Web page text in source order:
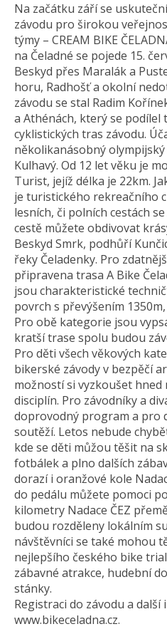
Na začátku září se
závodu pro širokou
týmy – CREAM BIKE
na Čeladné se pojede 15.
Beskyd přes Maralák a
horu, Radhošť a okolní
závodu se stal Radim
a Athénách, který se podílel
cyklistických tras závodu.
několikanásobný
Kulhavý. Od 12 let věku je
Turist, jejíž délka je 22km.
je turistického rekreačního
lesních, či polních cestách
cestě můžete obdivovat
Beskyd Smrk, podhůří
řeky Čeladenky. Pro
připravena trasa A Bike
jsou charakteristické
povrch s převýšením
Pro obě kategorie jsou
kratší trase spolu budou
Pro děti všech věkových
bikerské závody v bezpěčí
možností si vyzkoušet
disciplín. Pro závodníky a
doprovodný program a pro
soutěží. Letos nebude
kde se děti můžou těšit na
fotbálek a plno dalších
dorazí i oranžové kole
do pedálu můžete pomoci
kilometry Nadace ČEZ
budou rozděleny lokálním
návštěvníci se také mohou
nejlepšího českého bike
zábavné atrakce, hudební
stánky.
Registraci do závodu a
www.bikeceladna.cz.